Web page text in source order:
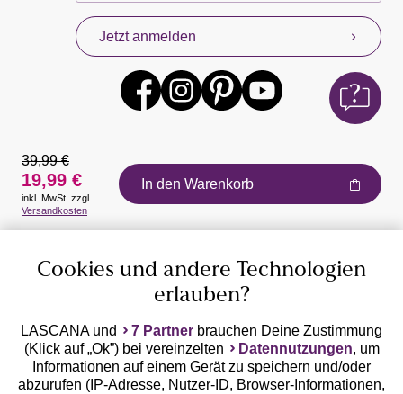
Jetzt anmelden
Auszeichnungen
Geprüfte Sicherheit
39,99 €
19,99 €
inkl. MwSt. zzgl.
Versandkosten
In den Warenkorb
Cookies und andere Technologien
erlauben?
LASCANA und 7 Partner brauchen Deine Zustimmung
(Klick auf „Ok”) bei vereinzelten
Datennutzungen, um
Informationen auf einem Gerät zu speichern und/oder
abzurufen (IP-Adresse, Nutzer-ID, Browser-Informationen,